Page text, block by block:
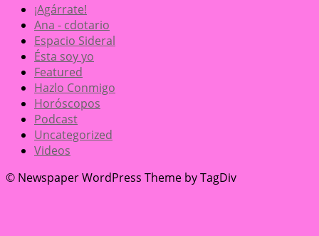
¡Agárrate!
Ana - cdotario
Espacio Sideral
Ésta soy yo
Featured
Hazlo Conmigo
Horóscopos
Podcast
Uncategorized
Videos
© Newspaper WordPress Theme by TagDiv